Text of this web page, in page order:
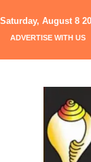
Saturday, August 8
ADVERTISE WITH US